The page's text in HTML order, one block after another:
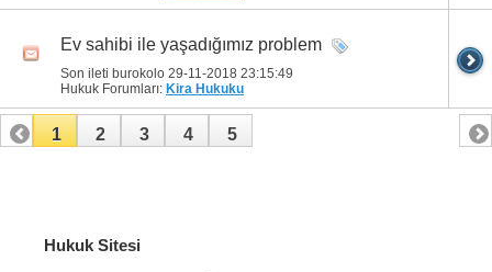
Ev sahibi ile yaşadığımız problem
Son ileti burokolo 29-11-2018 23:15:49
Hukuk Forumları: Kira Hukuku
1 2 3 4 5
Hukuk Sitesi